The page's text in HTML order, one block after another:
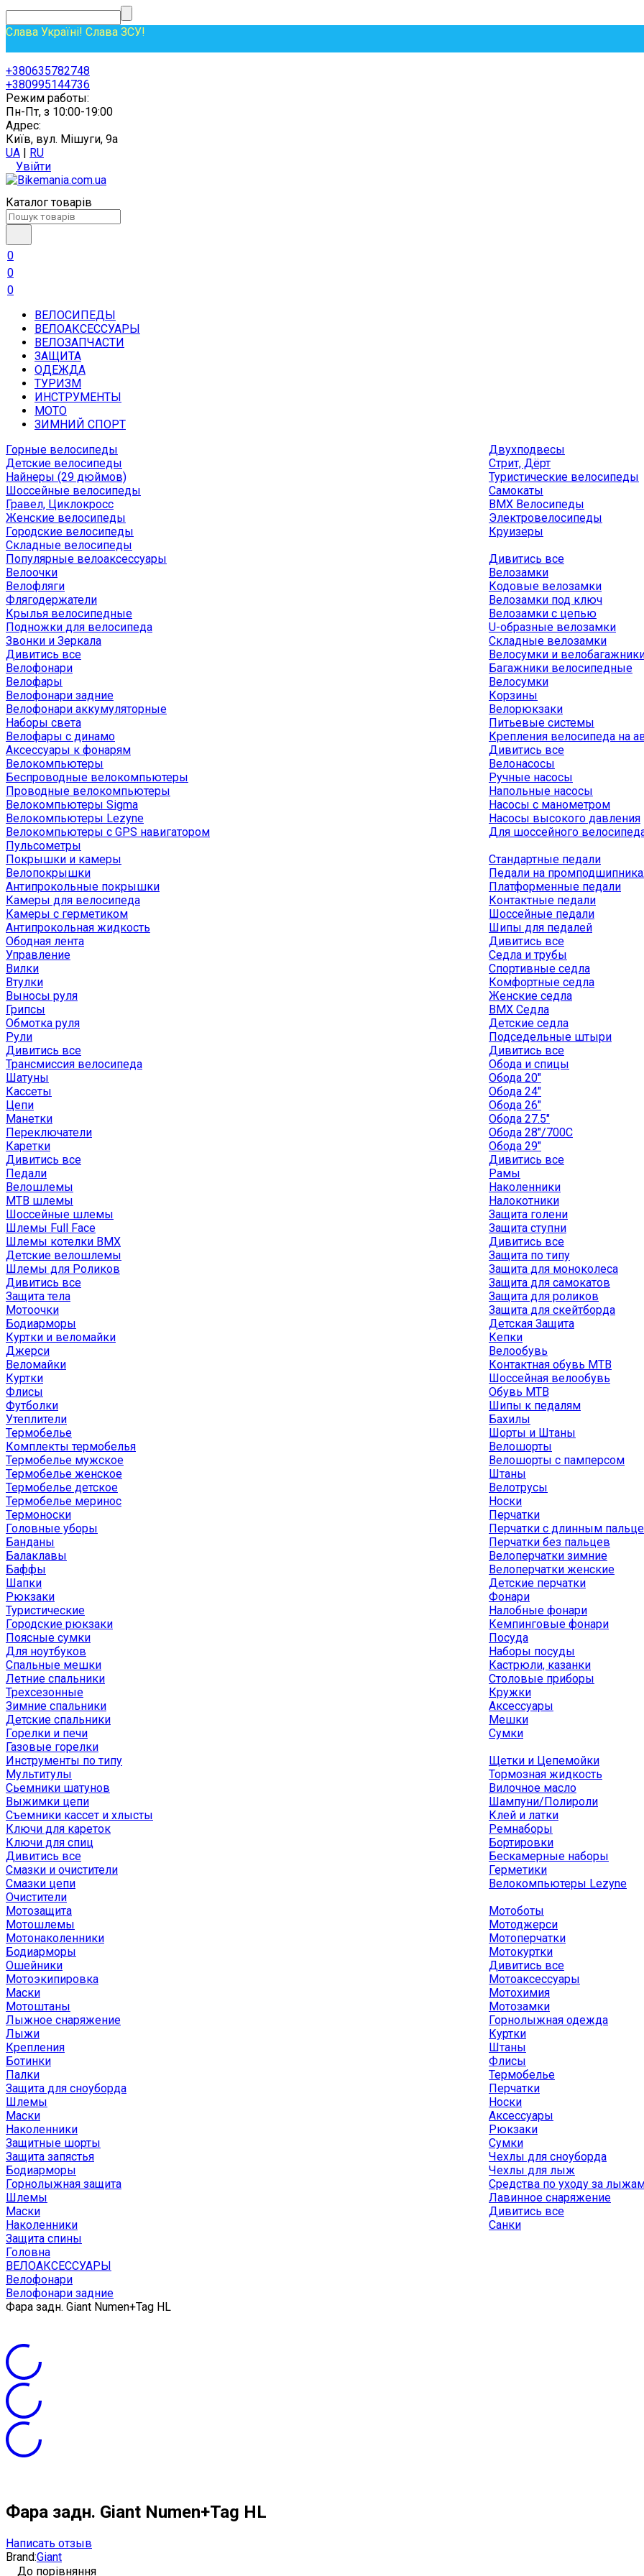
Слава Україні! Слава ЗСУ!
+380635782748
+380995144736
Режим работы:
Пн-Пт, з 10:00-19:00
Адрес:
Київ, вул. Мішуги, 9а
UA | RU
Увійти
Каталог товарів
0
0
0
ВЕЛОСИПЕДЫ
ВЕЛОАКСЕССУАРЫ
ВЕЛОЗАПЧАСТИ
ЗАЩИТА
ОДЕЖДА
ТУРИЗМ
ИНСТРУМЕНТЫ
МОТО
ЗИМНИЙ СПОРТ
Горные велосипеды
Детские велосипеды
Найнеры (29 дюймов)
Шоссейные велосипеды
Гравел, Циклокросс
Женские велосипеды
Городcкие велосипеды
Складные велосипеды
Двухподвесы
Стрит, Дёрт
Туристические велосипеды
Самокаты
BMX Велосипеды
Электровелосипеды
Круизеры
Популярные велоаксессуары
Велоочки
Велофляги
Флягодержатели
Крылья велосипедные
Подножки для велосипеда
Звонки и Зеркала
Дивитись все
Велофонари
Велофары
Велофонари задние
Велофонари аккумуляторные
Наборы света
Велофары с динамо
Аксессуары к фонарям
Велокомпьютеры
Беспроводные велокомпьютеры
Проводные велокомпьютеры
Велокомпьютеры Sigma
Велокомпьютеры Lezyne
Велокомпьютеры с GPS навигатором
Пульсометры
Дивитись все
Велозамки
Кодовые велозамки
Велозамки под ключ
Велозамки с цепью
U-образные велозамки
Складные велозамки
Велосумки и
Багажники велосипедные
Велосумки
Корзины
Велорюкзаки
Питьевые системы
Крепления велосипеда на
Дивитись все
Велонасосы
Ручные насосы
Напольные насосы
Насосы с манометром
Насосы высокого давления
Для шоссейного
Покрышки и камеры
Велопокрышки
Антипрокольные покрышки
Камеры для велосипеда
Камеры с герметиком
Антипрокольная жидкость
Ободная лента
Управление
Вилки
Втулки
Выносы руля
Грипсы
Обмотка руля
Рули
Дивитись все
Трансмиссия велосипеда
Шатуны
Кассеты
Цепи
Манетки
Переключатели
Каретки
Дивитись все
Педали
Стандартные педали
Педали на
Платформенные педали
Контактные педали
Шоссейные педали
Шипы для педалей
Дивитись все
Седла и трубы
Спортивные седла
Комфортные седла
Женские седла
BMX Седла
Детские седла
Подседельные штыри
Дивитись все
Обода и спицы
Обода 20"
Обода 24"
Обода 26"
Обода 27.5"
Обода 28"/700C
Обода 29"
Дивитись все
Рамы
Велошлемы
MTB шлемы
Шоссейные шлемы
Шлемы Full Face
Шлемы котелки BMX
Детские велошлемы
Шлемы для Роликов
Дивитись все
Защита тела
Мотоочки
Бодиарморы
Наколенники
Налокотники
Защита голени
Защита ступни
Дивитись все
Защита по типу
Защита для моноколеса
Защита для самокатов
Защита для роликов
Защита для скейтборда
Детская Защита
Куртки и веломайки
Джерси
Веломайки
Куртки
Флисы
Футболки
Утеплители
Термобелье
Комплекты термобелья
Термобелье мужское
Термобелье женское
Термобелье детское
Термобелье меринос
Термоноски
Головные уборы
Банданы
Балаклавы
Баффы
Шапки
Кепки
Велообувь
Контактная обувь MTB
Шоссейная велообувь
Обувь MTB
Шипы к педалям
Бахилы
Шорты и Штаны
Велошорты
Велошорты с памперсом
Штаны
Велотрусы
Носки
Перчатки
Перчатки с длинным
Перчатки без пальцев
Велоперчатки зимние
Велоперчатки женские
Детские перчатки
Рюкзаки
Туристические
Городские рюкзаки
Поясные сумки
Для ноутбуков
Спальные мешки
Летние спальники
Трехсезонные
Зимние спальники
Детские спальники
Горелки и печи
Газовые горелки
Фонари
Налобные фонари
Кемпинговые фонари
Посуда
Наборы посуды
Кастрюли, казанки
Столовые приборы
Кружки
Аксессуары
Мешки
Сумки
Инструменты по типу
Мультитулы
Сьемники шатунов
Выжимки цепи
Съемники кассет и хлысты
Ключи для кареток
Ключи для спиц
Дивитись все
Смазки и очистители
Смазки цепи
Очистители
Щетки и Цепемойки
Тормозная жидкость
Вилочное масло
Шампуни/Полироли
Клей и латки
Ремнаборы
Бортировки
Бескамерные наборы
Герметики
Велокомпьютеры Lezyne
Мотозащита
Мотошлемы
Мотонаколенники
Бодиарморы
Ошейники
Мотоэкипировка
Маски
Мотоштаны
Мотоботы
Мотоджерси
Мотоперчатки
Мотокуртки
Дивитись все
Мотоаксессуары
Мотохимия
Мотозамки
Лыжное снаряжение
Лыжи
Крепления
Ботинки
Палки
Защита для сноуборда
Шлемы
Маски
Наколенники
Защитные шорты
Защита запястья
Бодиарморы
Горнолыжная защита
Шлемы
Маски
Наколенники
Защита спины
Горнолыжная одежда
Куртки
Штаны
Флисы
Термобелье
Перчатки
Носки
Аксессуары
Рюкзаки
Сумки
Чехлы для сноуборда
Чехлы для лыж
Средства по уходу за
Лавинное снаряжение
Дивитись все
Санки
Головна
ВЕЛОАКСЕССУАРЫ
Велофонари
Велофонари задние
Фара задн. Giant Numen+Tag HL
Фара задн. Giant Numen+Tag HL
Написать отзыв
Brand:Giant
До порівняння